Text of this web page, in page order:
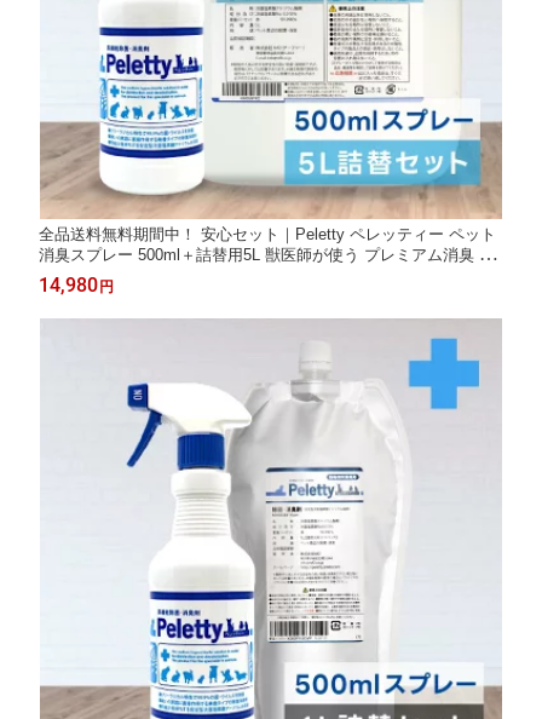
全品送料無料期間中！ 安心セット｜Peletty ペレッティー ペット
消臭スプレー 500ml＋詰替用5L 獣医師が使う プレミアム消臭 長
期安定型 抜群の効果と安定性 リピーター定番 犬 猫 部屋 壁紙 ト
イレ 匂い 獣臭 消臭 除菌 無香料
14,980 円